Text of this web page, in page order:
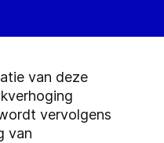
van deze
vervolgens
van